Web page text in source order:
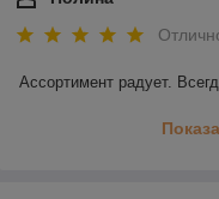
Ассортимент радует.